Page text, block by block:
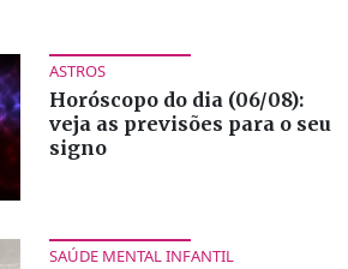
ASTROS
Horóscopo do dia (06/08):
veja as previsões para o seu
signo
SAÚDE MENTAL INFANTIL